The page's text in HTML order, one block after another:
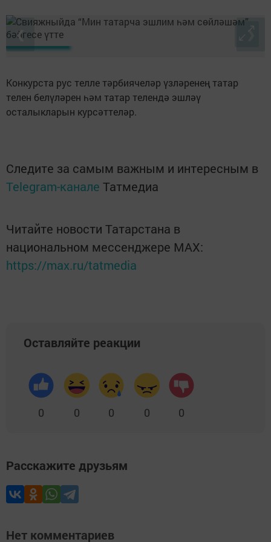
❮ ❯
Конкурста рус телле тәрбиячеләр үзләренең татар
телен белүләрен һәм татар телендә эшләү
осталыкларын курсәттеләр.
Следите за самым важным и интересным в
Telegram-канале Татмедиа
Читайте новости Татарстана в
национальном мессенджере MАХ:
https://max.ru/tatmedia
Оставляйте реакции
0 0 0 0 0
Расскажите друзьям
Нет комментариев